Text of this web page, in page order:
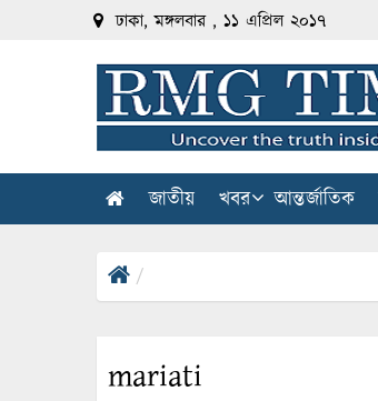
ঢাকা, মঙ্গলবার , ১১ এপ্রিল ২০১৭
জাতীয় খবর আন্তর্জাতিক
mariati